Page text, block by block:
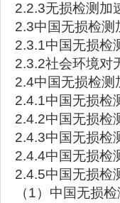
2.2.3无损检测加
2.3中国无损检
2.3.1中国无损检
2.3.2社会环境对
2.4中国无损检
2.4.1中国无损检
2.4.2中国无损检
2.4.3中国无损检
2.4.4中国无损检
2.4.5中国无损检
（1）中国无损